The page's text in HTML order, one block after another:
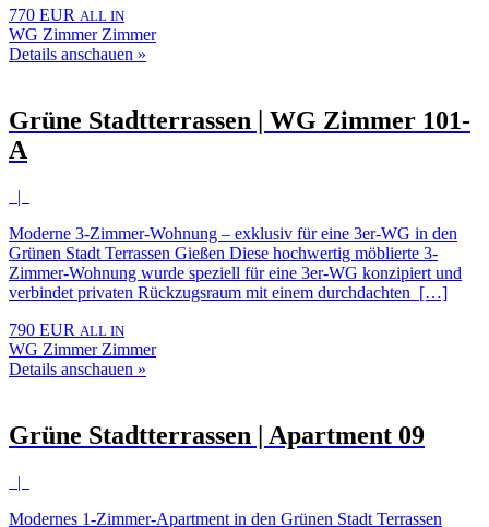
770 EUR ALL IN
WG Zimmer Zimmer
Details anschauen »
Grüne Stadtterrassen | WG Zimmer 101-
A
|
Moderne 3-Zimmer-Wohnung – exklusiv für eine 3er-WG in den
Grünen Stadt Terrassen Gießen Diese hochwertig möblierte 3-
Zimmer-Wohnung wurde speziell für eine 3er-WG konzipiert und
verbindet privaten Rückzugsraum mit einem durchdachten […]
790 EUR ALL IN
WG Zimmer Zimmer
Details anschauen »
Grüne Stadtterrassen | Apartment 09
|
Modernes 1-Zimmer-Apartment in den Grünen Stadt Terrassen